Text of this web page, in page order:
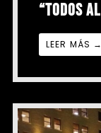
“TODOS
LEER MÁS →